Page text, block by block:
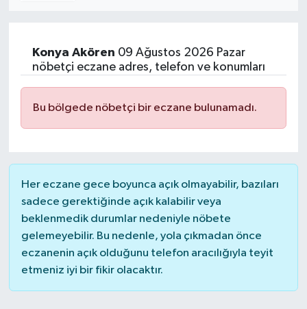
Konya Akören 09 Ağustos 2026 Pazar
nöbetçi eczane adres, telefon ve konumları
Bu bölgede nöbetçi bir eczane bulunamadı.
Her eczane gece boyunca açık olmayabilir, bazıları
sadece gerektiğinde açık kalabilir veya
beklenmedik durumlar nedeniyle nöbete
gelemeyebilir. Bu nedenle, yola çıkmadan önce
eczanenin açık olduğunu telefon aracılığıyla teyit
etmeniz iyi bir fikir olacaktır.
Kültür - Sanat